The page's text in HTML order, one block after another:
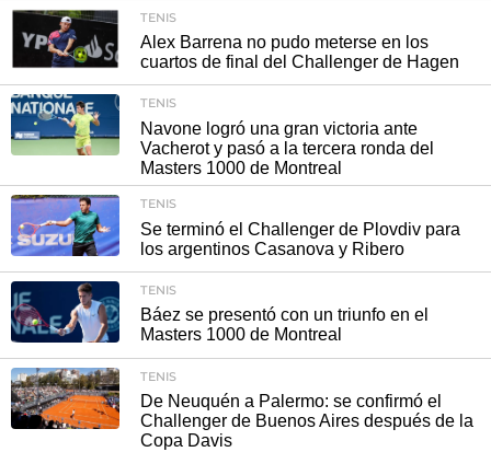
TENIS
Alex Barrena no pudo meterse en los
cuartos de final del Challenger de Hagen
TENIS
Navone logró una gran victoria ante
Vacherot y pasó a la tercera ronda del
Masters 1000 de Montreal
TENIS
Se terminó el Challenger de Plovdiv para
los argentinos Casanova y Ribero
TENIS
Báez se presentó con un triunfo en el
Masters 1000 de Montreal
TENIS
De Neuquén a Palermo: se confirmó el
Challenger de Buenos Aires después de la
Copa Davis